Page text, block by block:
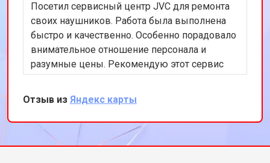
Посетил сервисный центр JVC для ремонта
своих наушников. Работа была выполнена
быстро и качественно. Особенно порадовало
внимательное отношение персонала и
разумные цены. Рекомендую этот сервис
всем, кто ищет надежный ремонт
аудиотехники.
Отзыв из Яндекс карты